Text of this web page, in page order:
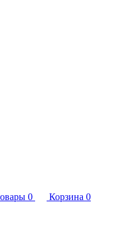
0 Корзина 0